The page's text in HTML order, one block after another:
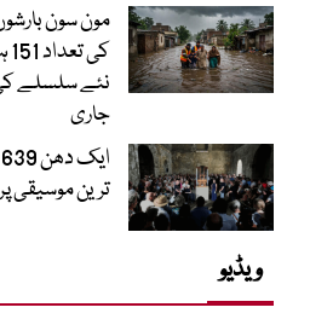
مون سون
نئے سلسلے
جاری
ترین موسیقی
ویڈیو